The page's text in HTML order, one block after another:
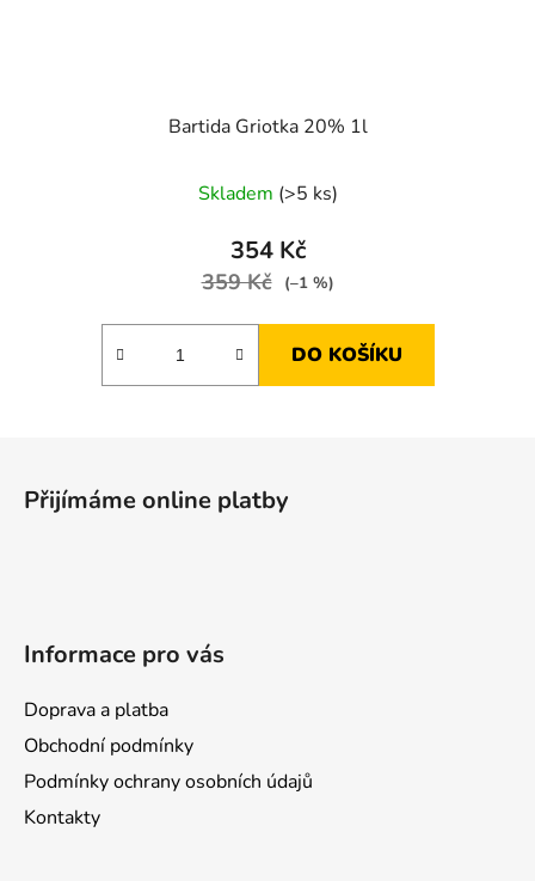
Bartida Griotka 20% 1l
Skladem (>5 ks)
354 Kč
359 Kč (–1 %)
DO KOŠÍKU
Přijímáme online platby
Informace pro vás
Doprava a platba
Obchodní podmínky
Podmínky ochrany osobních údajů
Kontakty